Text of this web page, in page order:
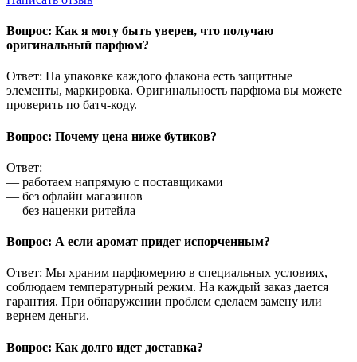
Вопрос: Как я могу быть уверен, что получаю
оригинальный парфюм?
Ответ: На упаковке каждого флакона есть защитные
элементы, маркировка. Оригинальность парфюма вы можете
проверить по батч-коду.
Вопрос: Почему цена ниже бутиков?
Ответ:
— работаем напрямую с поставщиками
— без офлайн магазинов
— без наценки ритейла
Вопрос: А если аромат придет испорченным?
Ответ: Мы храним парфюмерию в специальных условиях,
соблюдаем температурный режим. На каждый заказ дается
гарантия. При обнаружении проблем сделаем замену или
вернем деньги.
Вопрос: Как долго идет доставка?